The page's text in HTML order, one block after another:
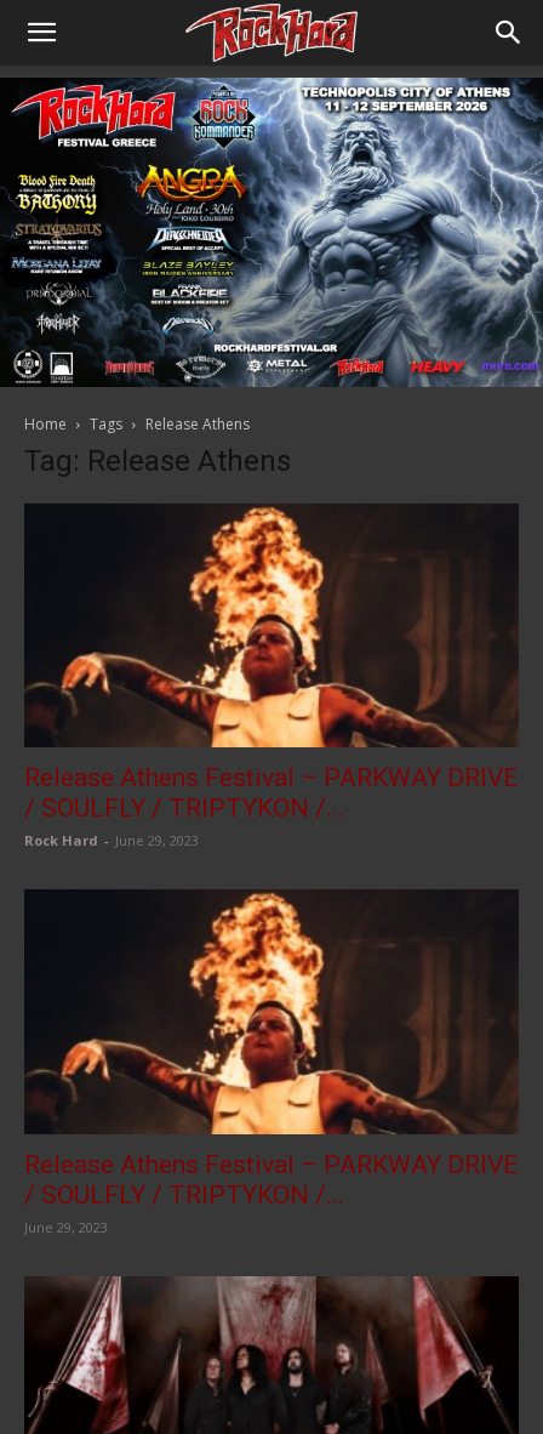
Home Tags Release Athens
Tag: Release Athens
Release Athens Festival – PARKWAY DRIVE
/ SOULFLY / TRIPTYKON /...
Rock Hard - June 29, 2023
Release Athens Festival – PARKWAY DRIVE
/ SOULFLY / TRIPTYKON /...
June 29, 2023